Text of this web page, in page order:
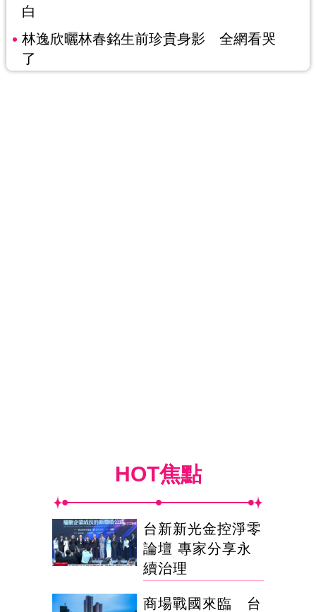
白
林逸欣曬林春銘生前珍貴身影 全網看哭
了
HOT焦點
台新新光金控淨零
論壇 專家分享永
續治理
商場戰國來臨 台